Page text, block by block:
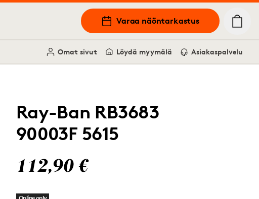
Varaa näöntarkastus
Omat sivut Löydä myymälä Asiakaspalvelu
Ray-Ban RB3683
90003F 5615
112,90 €